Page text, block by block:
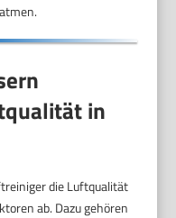
in
die Luftqualität
ab. Dazu gehören